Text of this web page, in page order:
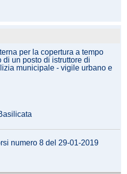
per la copertura a tempo
un posto di istruttore di
municipale - vigile urbano e
numero 8 del 29-01-2019